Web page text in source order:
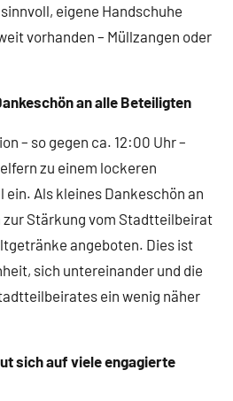
eigene Handschuhe
vorhanden – Müllzangen oder
an alle Beteiligten
– so gegen ca. 12:00 Uhr –
zu einem lockeren
Als kleines Dankeschön an
Stärkung vom Stadtteilbeirat
angeboten. Dies ist
sich untereinander und die
ein wenig näher
sich auf viele engagierte